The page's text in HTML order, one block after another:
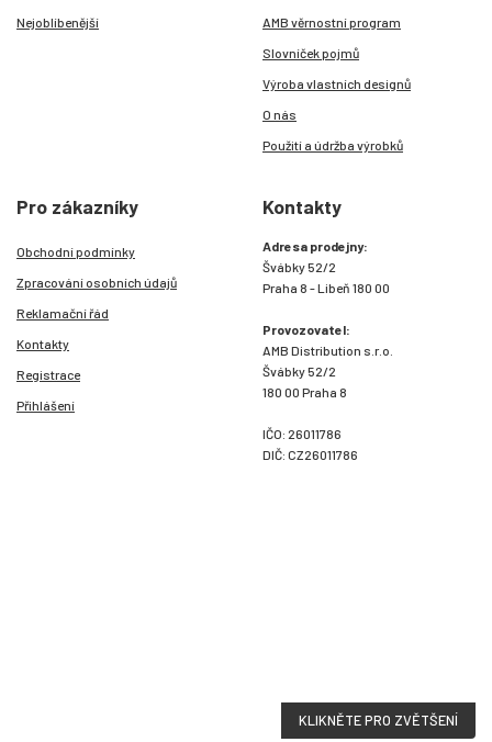
Nejoblíbenější
AMB věrnostní program
Slovníček pojmů
Výroba vlastních designů
O nás
Použití a údržba výrobků
Pro zákazníky
Obchodní podmínky
Zpracování osobních údajů
Reklamační řád
Kontakty
Registrace
Přihlášení
Kontakty
Adresa prodejny:
Švábky 52/2
Praha 8 - Libeň 180 00
Provozovatel:
AMB Distribution s.r.o.
Švábky 52/2
180 00 Praha 8
IČO: 26011786
DIČ: CZ26011786
KLIKNĚTE PRO ZVĚTŠENÍ